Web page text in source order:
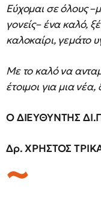
Εύχομαι σε όλους
γονείς– ένα καλό,
καλοκαίρι, γεμάτο
Με το καλό να
έτοιμοι για μια
Ο ΔΙΕΥΘΥΝΤΗΣ
Δρ. ΧΡΗΣΤΟΣ